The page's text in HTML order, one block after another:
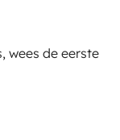
wees de eerste